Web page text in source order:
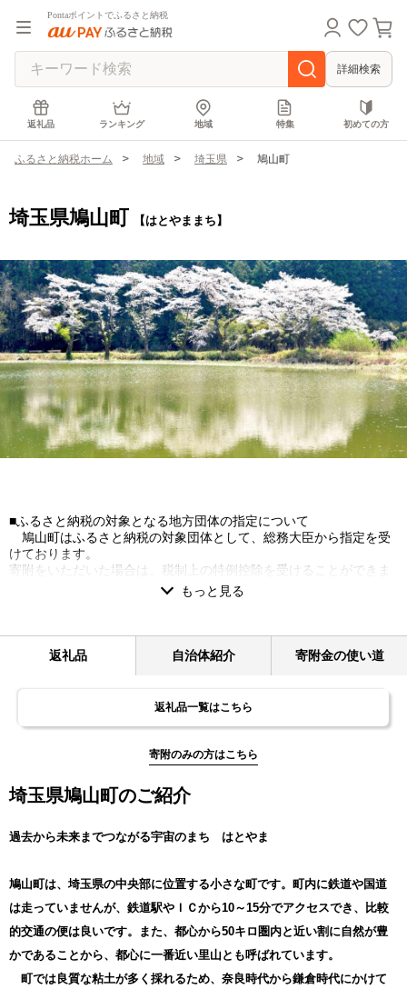
Pontaポイントでふるさと納税
詳細検索
返礼品 ランキング 地域 特集 初めての方
ふるさと納税ホーム 地域 埼玉県 鳩山町
埼玉県鳩山町 【はとやままち】
■ふるさと納税の対象となる地方団体の指定について
鳩山町はふるさと納税の対象団体として、総務大臣から指定を受
けております。
寄附をいただいた場合は、税制上の特例控除を受けることができま
認・連絡等に利用するものであり、それ以外の目的で使用するもの
ではありません。
同一自治体内在住者及び個人の方以外（法人等）につきましては
お礼の品は発送されません。
あらかじめご了承ください。
■寄附金受領証明書について
寄附金受領証明書は「申込者情報」の氏名・住所で発行します。
ださい。
額との合計が50万円を超えている場合は、ふるさと納税のお礼の品
返礼品 自治体紹介 寄附金の使い道
返礼品一覧はこちら
寄附のみの方はこちら
埼玉県鳩山町のご紹介
過去から未来までつながる宇宙のまち はとやま
鳩山町は、埼玉県の中央部に位置する小さな町です。町内に鉄道や国道
は走っていませんが、鉄道駅やＩＣから10～15分でアクセスでき、比較
的交通の便は良いです。また、都心から50キロ圏内と近い割に自然が豊
かであることから、都心に一番近い里山とも呼ばれています。
町では良質な粘土が多く採れるため、奈良時代から鎌倉時代にかけて